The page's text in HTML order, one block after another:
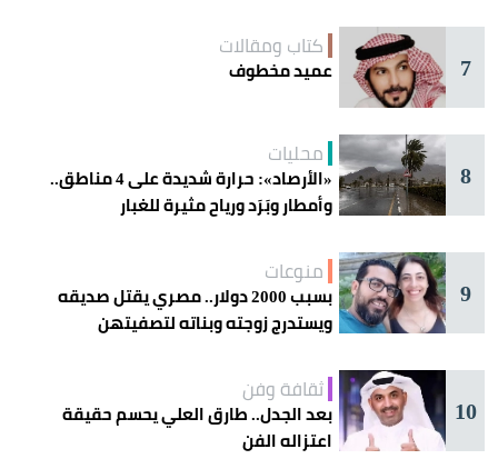
7
كتاب ومقالات
عميد مخطوف
8
محليات
«الأرصاد»: حرارة شديدة على 4 مناطق..
وأمطار وبَرَد ورياح مثيرة للغبار
9
منوعات
بسبب 2000 دولار.. مصري يقتل صديقه
ويستدرج زوجته وبناته لتصفيتهن
10
ثقافة وفن
بعد الجدل.. طارق العلي يحسم حقيقة
اعتزاله الفن